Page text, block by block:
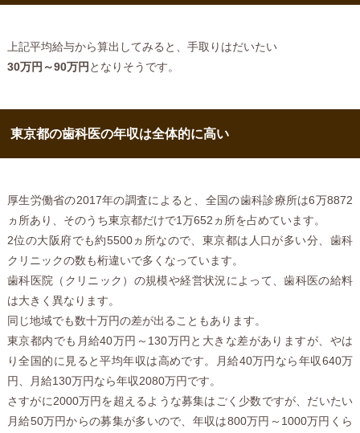
上記平均給与から算出してみると、手取りはだいたい
30万円～90万円 となりそうです。
東京都の歯科医の年収は全体的に高い
厚生労働省の2017年の調査によると、全国の歯科診療所は6万8872
ヵ所あり、そのうち東京都だけで1万652ヵ所を占めています。
2位の大阪府でも約5500ヵ所なので、東京都は人口が多い分、歯科
クリニックの数も桁違いで多くなっています。
歯科医院（クリニック）の規模や経営状況によって、歯科医の給料
は大きく異なります。
同じ地域でも数十万円の差が出ることもあります。
東京都内でも月給40万円～130万円と大きな差がありますが、やは
り全国的に見ると平均年収は高めです。月給40万円なら年収640万
円、月給130万円なら年収2080万円です。
さすがに2000万円を超えるような募集はごく少数ですが、だいたい
月給50万円からの募集が多いので、年収は800万円～1000万円くら